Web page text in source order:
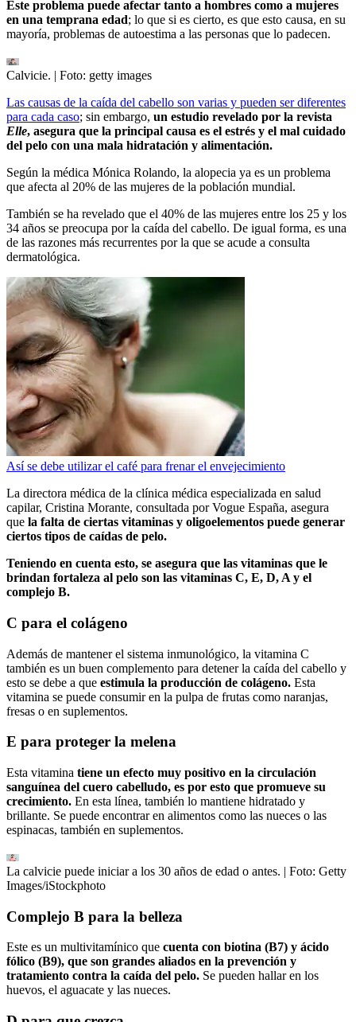
Este problema puede afectar tanto a hombres como a mujeres
en una temprana edad; lo que si es cierto, es que esto causa, en su
mayoría, problemas de autoestima a las personas que lo padecen.
Calvicie. | Foto: getty images
Las causas de la caída del cabello son varias y pueden ser diferentes
para cada caso; sin embargo, un estudio revelado por la revista
Elle, asegura que la principal causa es el estrés y el mal cuidado
del pelo con una mala hidratación y alimentación.
Según la médica Mónica Rolando, la alopecia ya es un problema
que afecta al 20% de las mujeres de la población mundial.
También se ha revelado que el 40% de las mujeres entre los 25 y los
34 años se preocupa por la caída del cabello. De igual forma, es una
de las razones más recurrentes por la que se acude a consulta
dermatológica.
Así se debe utilizar el café para frenar el envejecimiento
La directora médica de la clínica médica especializada en salud
capilar, Cristina Morante, consultada por Vogue España, asegura
que la falta de ciertas vitaminas y oligoelementos puede generar
ciertos tipos de caídas de pelo.
Teniendo en cuenta esto, se asegura que las vitaminas que le
brindan fortaleza al pelo son las vitaminas C, E, D, A y el
complejo B.
C para el colágeno
Además de mantener el sistema inmunológico, la vitamina C
también es un buen complemento para detener la caída del cabello y
esto se debe a que estimula la producción de colágeno. Esta
vitamina se puede consumir en la pulpa de frutas como naranjas,
fresas o en suplementos.
E para proteger la melena
Esta vitamina tiene un efecto muy positivo en la circulación
sanguínea del cuero cabelludo, es por esto que promueve su
crecimiento. En esta línea, también lo mantiene hidratado y
brillante. Se puede encontrar en alimentos como las nueces o las
espinacas, también en suplementos.
La calvicie puede iniciar a los 30 años de edad o antes. | Foto: Getty
Images/iStockphoto
Complejo B para la belleza
Este es un multivitamínico que cuenta con biotina (B7) y ácido
fólico (B9), que son grandes aliados en la prevención y
tratamiento contra la caída del pelo. Se pueden hallar en los
huevos, el aguacate y las nueces.